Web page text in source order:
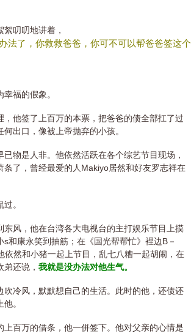
叨叨地讲着，
法了，你救救爸爸，你可不可以帮爸爸签这个
福的假象。
他签了上百万的本票，把爸爸的债全部扛了过
出口，像被上帝抛弃的小孩。
物是人非。他依然活跃在各个综艺节目现场，
了，曾经最爱的人Makiyo居然和好友罗志祥在
。
风，他在台湾各大电视台的主打娱乐节目上摸
和康永笑到抽筋；在《国光帮帮忙》裡边B－
然和小猪一起上节目，乱七八糟一起胡闹，在
还说， 我就是没办法对他生气。
冷风，默默想自己的生活。此时的他，还债还
。
百万的借条，他一併签下。他对父亲的心情是